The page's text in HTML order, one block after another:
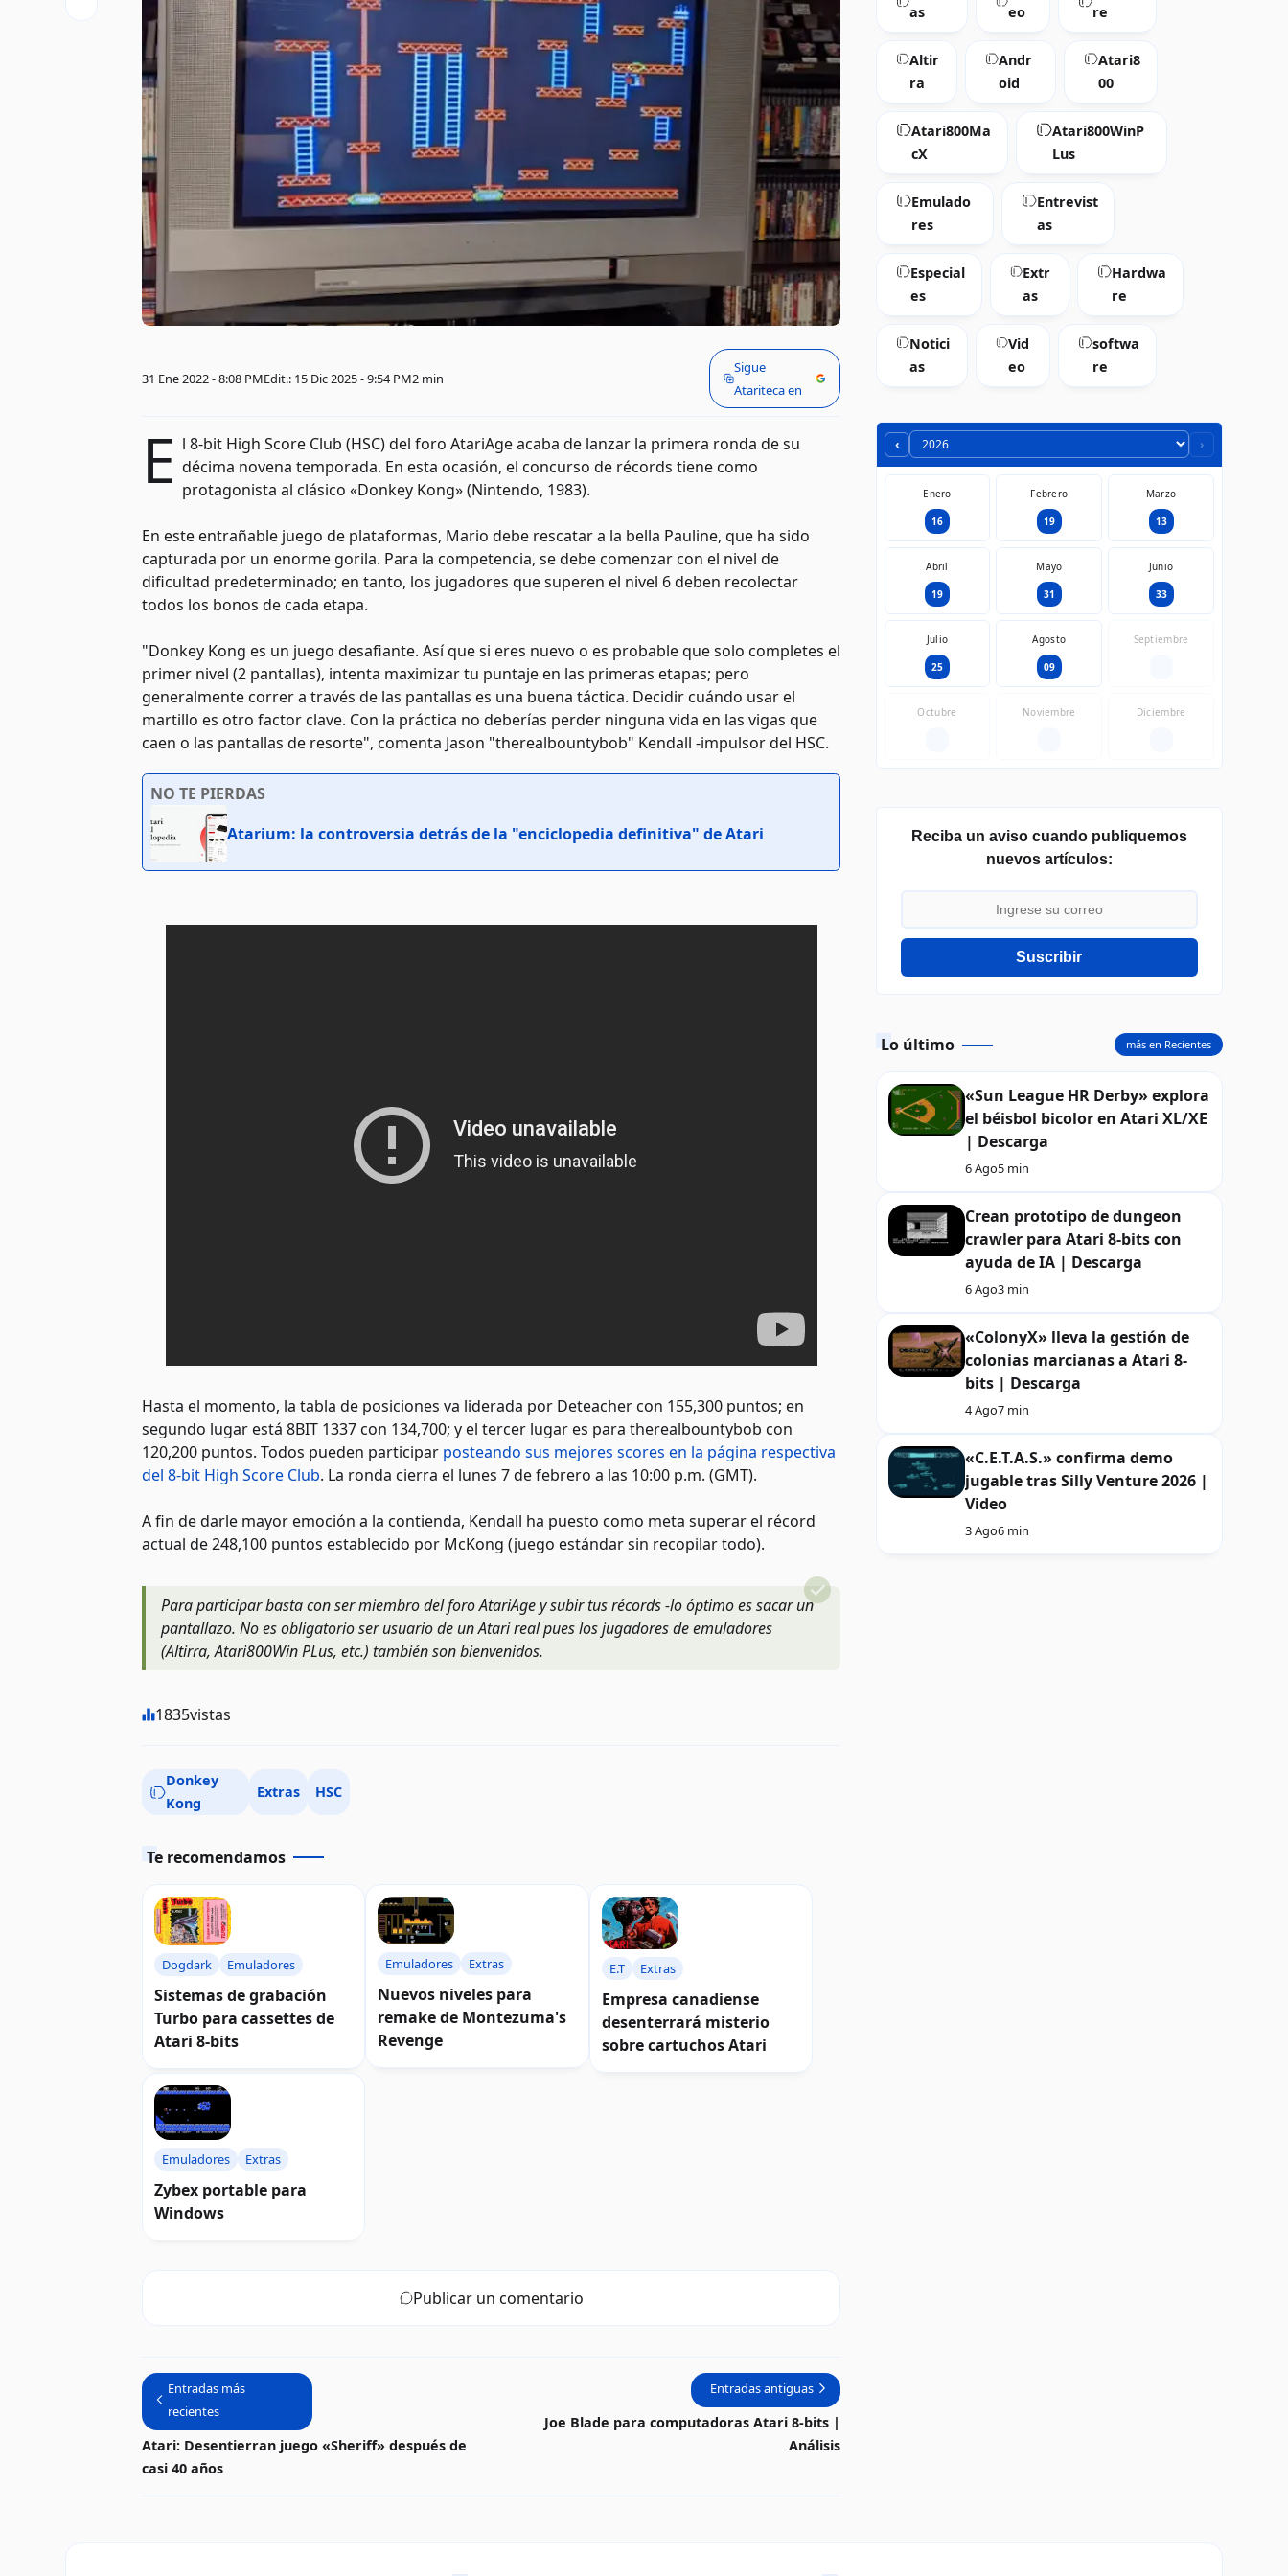
31 Ene 2022 - 8:08 PMEdit.: 15 Dic 2025 - 9:54 PM2 min
Sigue
Atariteca en
E l 8-bit High Score Club (HSC) del foro AtariAge acaba de lanzar la primera ronda de su
décima novena temporada. En esta ocasión, el concurso de récords tiene como
protagonista al clásico «Donkey Kong» (Nintendo, 1983).
En este entrañable juego de plataformas, Mario debe rescatar a la bella Pauline, que ha sido
capturada por un enorme gorila. Para la competencia, se debe comenzar con el nivel de
dificultad predeterminado; en tanto, los jugadores que superen el nivel 6 deben recolectar
todos los bonos de cada etapa.
"Donkey Kong es un juego desafiante. Así que si eres nuevo o es probable que solo completes el
primer nivel (2 pantallas), intenta maximizar tu puntaje en las primeras etapas; pero
generalmente correr a través de las pantallas es una buena táctica. Decidir cuándo usar el
martillo es otro factor clave. Con la práctica no deberías perder ninguna vida en las vigas que
caen o las pantallas de resorte", comenta Jason "therealbountybob" Kendall -impulsor del HSC.
NO TE PIERDAS
Atarium: la controversia detrás de la "enciclopedia definitiva" de Atari
Hasta el momento, la tabla de posiciones va liderada por Deteacher con 155,300 puntos; en
segundo lugar está 8BIT 1337 con 134,700; y el tercer lugar es para therealbountybob con
120,200 puntos. Todos pueden participar posteando sus mejores scores en la página respectiva
del 8-bit High Score Club. La ronda cierra el lunes 7 de febrero a las 10:00 p.m. (GMT).
A fin de darle mayor emoción a la contienda, Kendall ha puesto como meta superar el récord
actual de 248,100 puntos establecido por McKong (juego estándar sin recopilar todo).
Para participar basta con ser miembro del foro AtariAge y subir tus récords -lo óptimo es sacar un
pantallazo. No es obligatorio ser usuario de un Atari real pues los jugadores de emuladores
(Altirra, Atari800Win PLus, etc.) también son bienvenidos.
1835vistas
Donkey
Kong
Extras HSC
Te recomendamos
Dogdark Emuladores
Sistemas de grabación
Turbo para cassettes de
Atari 8-bits
Emuladores Extras
Nuevos niveles para
remake de Montezuma's
Revenge
E.T Extras
Empresa canadiense
desenterrará misterio
sobre cartuchos Atari
Emuladores Extras
Zybex portable para
Windows
Publicar un comentario
Entradas más
recientes
Atari: Desentierran juego «Sheriff» después de
casi 40 años
Entradas antiguas
Joe Blade para computadoras Atari 8-bits |
Análisis
as
eo
re
Altir
ra
Andr
oid
Atari8
00
Atari800Ma
cX
Atari800WinP
Lus
Emulado
res
Entrevist
as
Especial
es
Extr
as
Hardwa
re
Notici
as
Vid
eo
softwa
re
‹ ›
Enero
16
Febrero
19
Marzo
13
Abril
19
Mayo
31
Junio
33
Julio
25
Agosto
09
Septiembre
Octubre Noviembre Diciembre
Reciba un aviso cuando publiquemos
nuevos artículos:
Suscribir
Lo último
«Sun League HR Derby» explora
el béisbol bicolor en Atari XL/XE
| Descarga
6 Ago5 min
Crean prototipo de dungeon
crawler para Atari 8-bits con
ayuda de IA | Descarga
6 Ago3 min
«ColonyX» lleva la gestión de
colonias marcianas a Atari 8-
bits | Descarga
4 Ago7 min
«C.E.T.A.S.» confirma demo
jugable tras Silly Venture 2026 |
Video
3 Ago6 min
más en Recientes